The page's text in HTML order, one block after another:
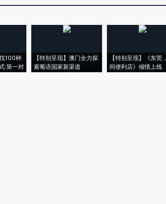
100种
·第一对
【特别呈现】澳门全力探
索葡语国家新渠道
【特别呈现】《东莞
间便利店》倾情上线